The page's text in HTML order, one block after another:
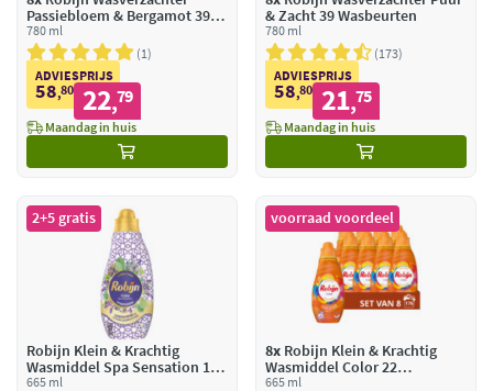
Passiebloem & Bergamot 39
Wasbeurten
780 ml
1
ADVIESPRIJS
58,80 22,79
Maandag in huis
& Zacht 39 Wasbeurten
780 ml
173
ADVIESPRIJS
58,80 21,75
Maandag in huis
2+5 gratis
Robijn Klein & Krachtig
Wasmiddel Spa Sensation 19
Wasbeurten
665 ml
voorraad voordeel
8xRobijn Klein & Krachtig
Wasmiddel Color 22
Wasbeurten
665 ml